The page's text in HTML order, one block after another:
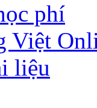
phí
Việt
liệu